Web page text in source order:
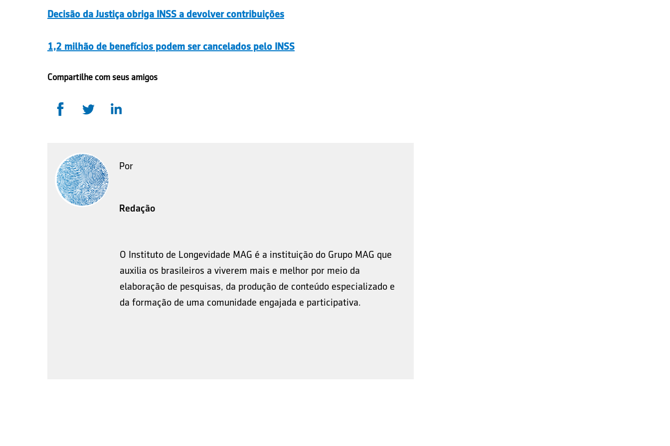
Decisão da Justiça obriga INSS a devolver contribuições
1,2 milhão de benefícios podem ser cancelados pelo INSS
Compartilhe com seus amigos
Por
Redação
O Instituto de Longevidade MAG é a instituição do Grupo MAG que
auxilia os brasileiros a viverem mais e melhor por meio da
elaboração de pesquisas, da produção de conteúdo especializado e
da formação de uma comunidade engajada e participativa.